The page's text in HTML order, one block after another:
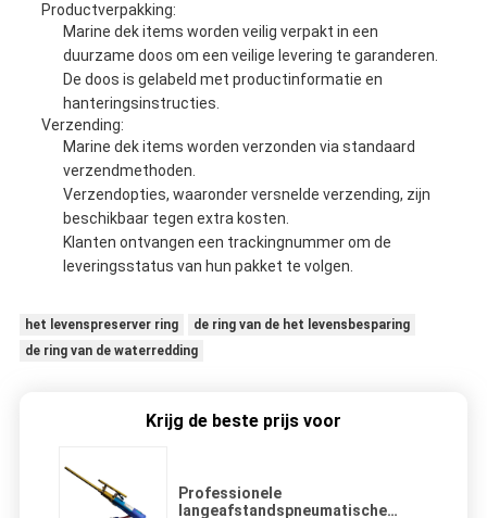
Productverpakking:
Marine dek items worden veilig verpakt in een
duurzame doos om een veilige levering te garanderen.
De doos is gelabeld met productinformatie en
hanteringsinstructies.
Verzending:
Marine dek items worden verzonden via standaard
verzendmethoden.
Verzendopties, waaronder versnelde verzending, zijn
beschikbaar tegen extra kosten.
Klanten ontvangen een trackingnummer om de
leveringsstatus van hun pakket te volgen.
het levenspreserver ring
de ring van de het levensbesparing
de ring van de waterredding
Krijg de beste prijs voor
Professionele
langeafstandspneumatische